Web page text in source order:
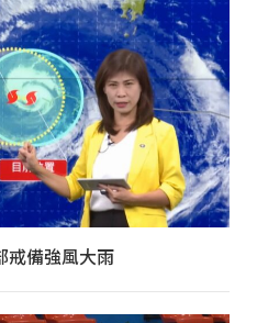
戒備強風大雨